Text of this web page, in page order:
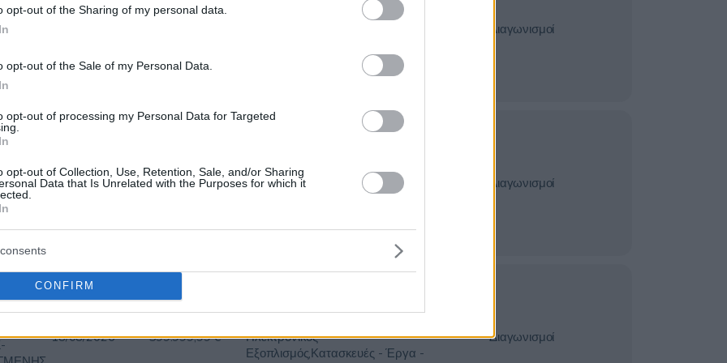
opt-out of the Sharing of my personal data.
opt-out of the Sale of my Personal Data.
opt-out of processing my Personal Data for Targeted
opt-out of Collection, Use, Retention, Sale, and/or Sharing
Data that Is Unrelated with the Purposes for which it
CONFIRM
Τεχνικές - Εργοληπτικές Εταιρείες -
Πραγματογνώμονες - Πιστοποιήσεις
Διαγωνισμοί
16/09/2026 0,00 €
Ηλεκτρολογικός - Ηλεκτρονικός
Τεχνικές - Εργοληπτικές Εταιρείες -
Τεχνικές Μελέτες,Μελέτες -
Συμβουλευτικές Υπηρεσίες -
Πραγματογνώμονες - Πιστοποιήσεις
Διαγωνισμοί
18/08/2026 599.999,99 €
Ηλεκτρονικός
Εξοπλισμός,Κατασκευές - Έργα -
Διαγωνισμοί